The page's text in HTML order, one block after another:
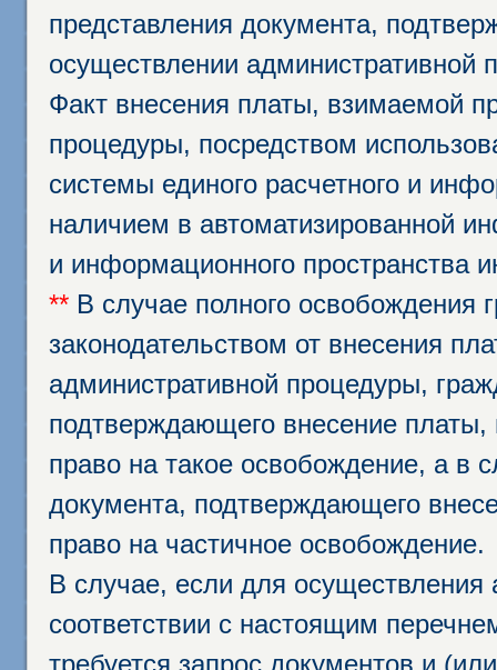
представления документа,
осуществлении административной
Факт внесения платы, взимаемой
процедуры, посредством
системы единого расчетного и
наличием в автоматизированной
и информационного пространства
** В случае полного освобождения
законодательством от внесения
административной процедуры,
подтверждающего внесение
право на такое освобождение, а в
документа, подтверждающего
право на частичное освобождение.
В случае, если для осуществления
соответствии с настоящим
требуется запрос документов и